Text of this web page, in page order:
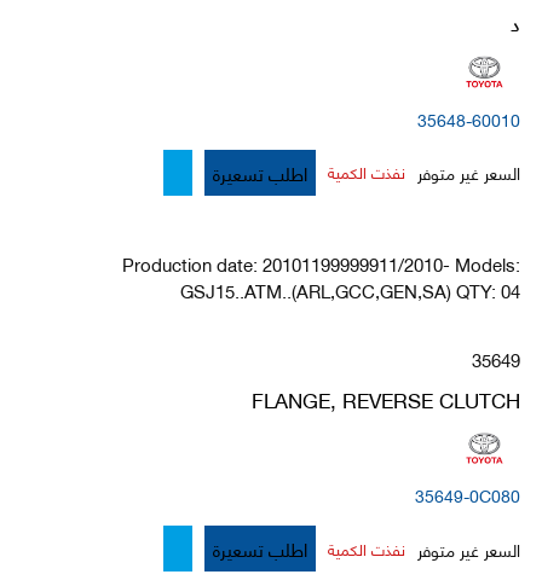
د
35648-60010
السعر غير متوفر نفذت الكمية اطلب تسعيرة
Production date: 20101199999911/2010- Models:
GSJ15..ATM..(ARL,GCC,GEN,SA) QTY: 04
35649
FLANGE, REVERSE CLUTCH
35649-0C080
السعر غير متوفر نفذت الكمية اطلب تسعيرة